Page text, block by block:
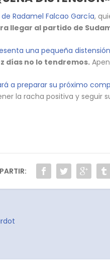
Radamel Falcao García,
llegar al partido de
una pequeña
días no lo tendremos.
a preparar su próximo
la racha positiva y seguir